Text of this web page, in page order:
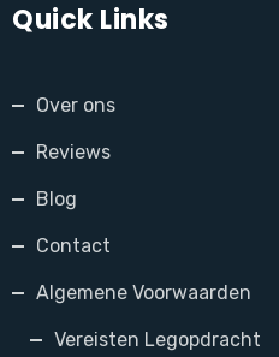
Quick Links
Over ons
Reviews
Blog
Contact
Algemene Voorwaarden
Vereisten Legopdracht